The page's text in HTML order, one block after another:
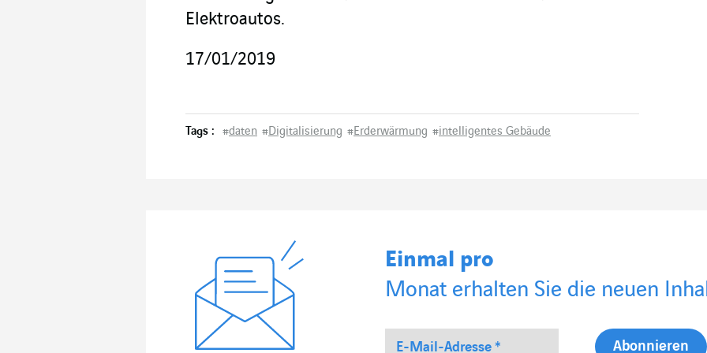
Elektroautos.
17/01/2019
Tags : #daten #Digitalisierung #Erderwärmung #intelligentes Gebäude
Einmal pro
Monat erhalten Sie die neuen